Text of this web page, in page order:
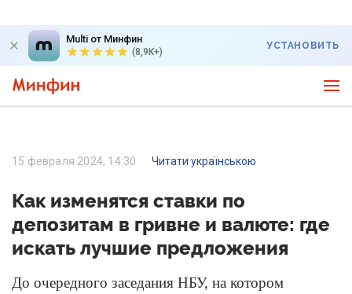
Multi от Минфин
(8,9K+)
УСТАНОВИТЬ
15 февраля 2024, 14:30 Читати українською
Как изменятся ставки по
депозитам в гривне и валюте: где
искать лучшие предложения
До очередного заседания НБУ, на котором